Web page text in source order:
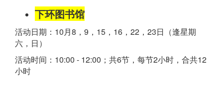
下环图书馆
活动日期：10月8，9，15，16，22，23日（逢星期
六，日）
活动时间：10:00 - 12:00；共6节，每节2小时，合共12
小时